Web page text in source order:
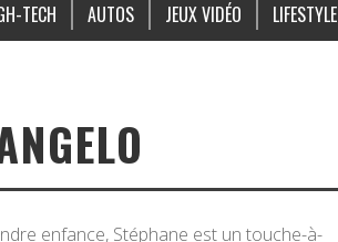
TECH AUTOS JEUX VIDÉO LIFESTYLE
enfance, Stéphane est un touche-à-